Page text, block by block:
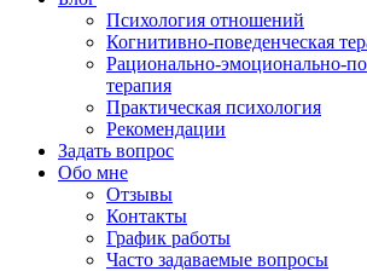
Психология отношений
Когнитивно-поведенческая
Рационально-эмоционально-
терапия
Практическая психология
Рекомендации
Задать вопрос
Обо мне
Отзывы
Контакты
График работы
Часто задаваемые вопросы